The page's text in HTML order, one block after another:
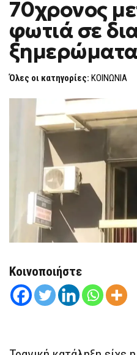
ΑΠΌ
ΣΕ
ΤΑ
70χρονος
φωτιά σε
Όλες οι κατηγορίες: ΚΟΙΝΩΝΙΑ
Κοινοποιήστε